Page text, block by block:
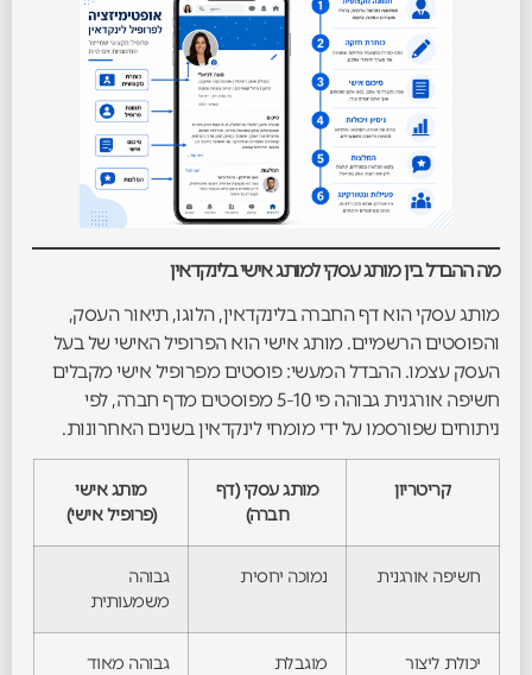
מה ההבדל בין מותג עסקי למותג אישי בלינקדאין
מותג עסקי הוא דף החברה בלינקדאין, הלוגו, תיאור העסק,
והפוסטים הרשמיים. מותג אישי הוא הפרופיל האישי של בעל
העסק עצמו. ההבדל המעשי: פוסטים מפרופיל אישי מקבלים
חשיפה אורגנית גבוהה פי 5-10 מפוסטים מדף חברה, לפי
ניתוחים שפורסמו על ידי מומחי לינקדאין בשנים האחרונות.
קריטריון
מותג עסקי (דף
חברה)
מותג אישי
(פרופיל אישי)
חשיפה אורגנית נמוכה יחסית
גבוהה
משמעותית
יכולת ליצור
מוגבלת גבוהה מאוד